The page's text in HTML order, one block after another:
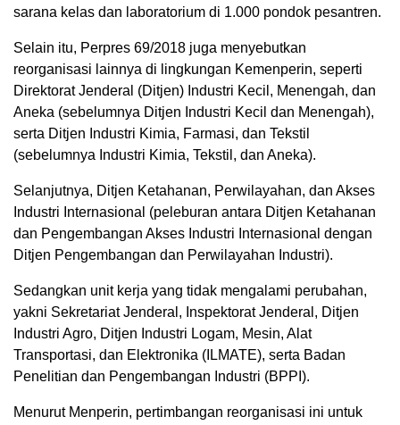
sarana kelas dan laboratorium di 1.000 pondok pesantren.
Selain itu, Perpres 69/2018 juga menyebutkan
reorganisasi lainnya di lingkungan Kemenperin, seperti
Direktorat Jenderal (Ditjen) Industri Kecil, Menengah, dan
Aneka (sebelumnya Ditjen Industri Kecil dan Menengah),
serta Ditjen Industri Kimia, Farmasi, dan Tekstil
(sebelumnya Industri Kimia, Tekstil, dan Aneka).
Selanjutnya, Ditjen Ketahanan, Perwilayahan, dan Akses
Industri Internasional (peleburan antara Ditjen Ketahanan
dan Pengembangan Akses Industri Internasional dengan
Ditjen Pengembangan dan Perwilayahan Industri).
Sedangkan unit kerja yang tidak mengalami perubahan,
yakni Sekretariat Jenderal, Inspektorat Jenderal, Ditjen
Industri Agro, Ditjen Industri Logam, Mesin, Alat
Transportasi, dan Elektronika (ILMATE), serta Badan
Penelitian dan Pengembangan Industri (BPPI).
Menurut Menperin, pertimbangan reorganisasi ini untuk